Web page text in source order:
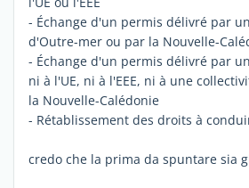
- Échange d'un permis délivré par
d'Outre-mer ou par la Nouvelle-
- Échange d'un permis délivré par
ni à l'UE, ni à l'EEE, ni à une
la Nouvelle-Calédonie
- Rétablissement des droits à
credo che la prima da spuntare sia